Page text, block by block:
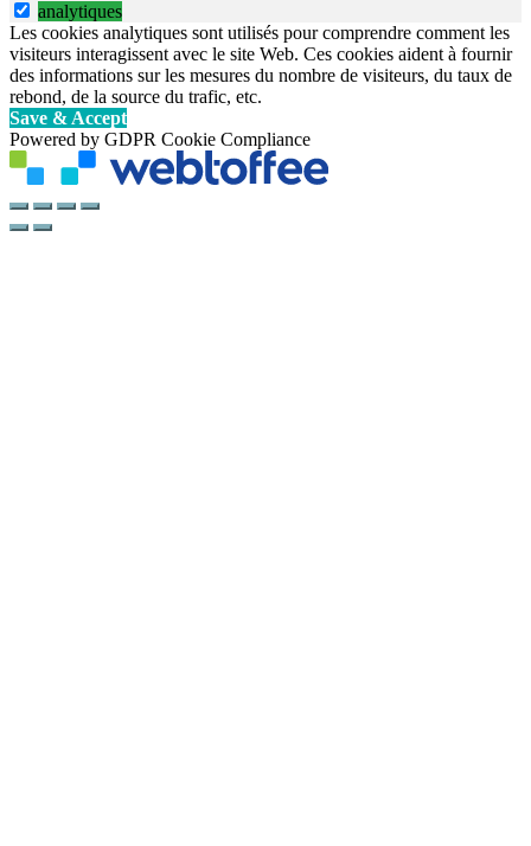
analytiques
Les cookies analytiques sont utilisés pour comprendre comment les
visiteurs interagissent avec le site Web. Ces cookies aident à fournir
des informations sur les mesures du nombre de visiteurs, du taux de
rebond, de la source du trafic, etc.
Save & Accept
Powered by GDPR Cookie Compliance